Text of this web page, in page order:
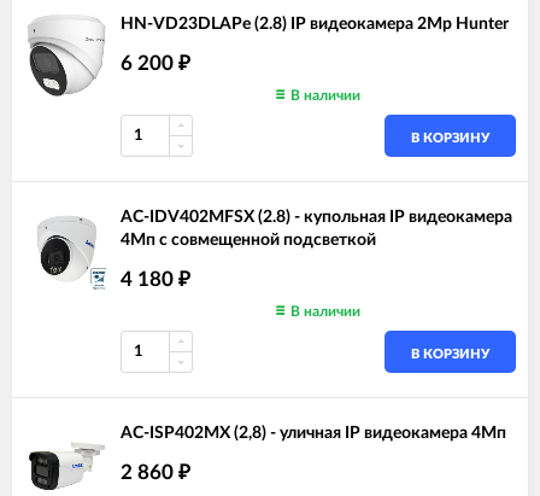
HN-VD23DLAPe (2.8) IP видеокамера 2Mp Hunter
6 200 ₽
В наличии
В КОРЗИНУ
AC-IDV402MFSX (2.8) - купольная IP видеокамера
4Мп с совмещенной подсветкой
4 180 ₽
В наличии
В КОРЗИНУ
AC-ISP402MX (2,8) - уличная IP видеокамера 4Мп
2 860 ₽